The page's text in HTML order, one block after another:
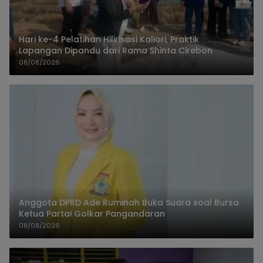
Hari ke-4 Pelatihan Hilirisasi Kaliori, Praktik
Lapangan Dipandu dari Rama Shinta Cirebon
08/08/2026
Anggota DPRD Ade Ruminah Buka Suara soal Bursa
Ketua Partai Golkar Pangandaran
08/08/2026